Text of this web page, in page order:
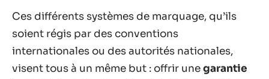
Ces différents systèmes de marquage, qu’ils
soient régis par des conventions
internationales ou des autorités nationales,
visent tous à un même but : offrir unegarantie